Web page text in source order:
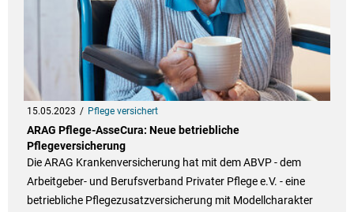
15.05.2023 Pflege versichert
ARAG Pflege-AsseCura: Neue betriebliche
Pflegeversicherung
Die ARAG Krankenversicherung hat mit dem ABVP - dem
Arbeitgeber- und Berufsverband Privater Pflege e.V. - eine
betriebliche Pflegezusatzversicherung mit Modellcharakter